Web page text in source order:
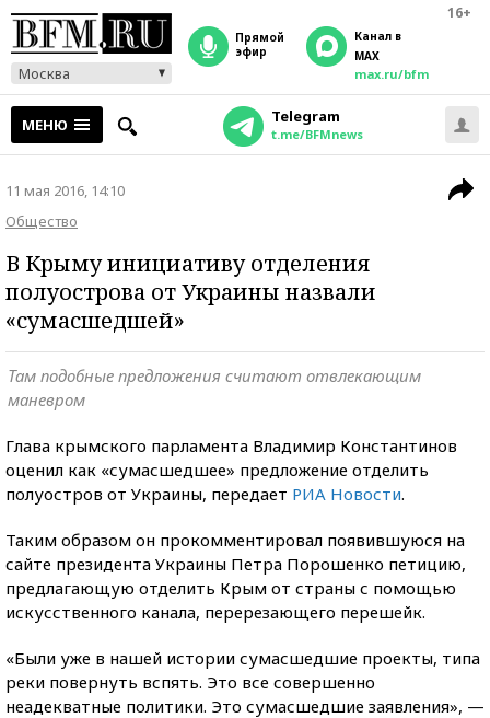
16+
Москва
прямой
эфир
Канал в
MAX
max.ru/bfm
МЕНЮ Telegram
t.me/BFMnews
11 мая 2016, 14:10
Общество
В Крыму инициативу отделения
полуострова от Украины назвали
«сумасшедшей»
Там подобные предложения считают отвлекающим
маневром
Глава крымского парламента Владимир Константинов
оценил как «сумасшедшее» предложение отделить
полуостров от Украины, передает РИА Новости.
Таким образом он прокомментировал появившуюся на
сайте президента Украины Петра Порошенко петицию,
предлагающую отделить Крым от страны с помощью
искусственного канала, перерезающего перешейк.
«Были уже в нашей истории сумасшедшие проекты, типа
реки повернуть вспять. Это все совершенно
неадекватные политики. Это сумасшедшие заявления», —